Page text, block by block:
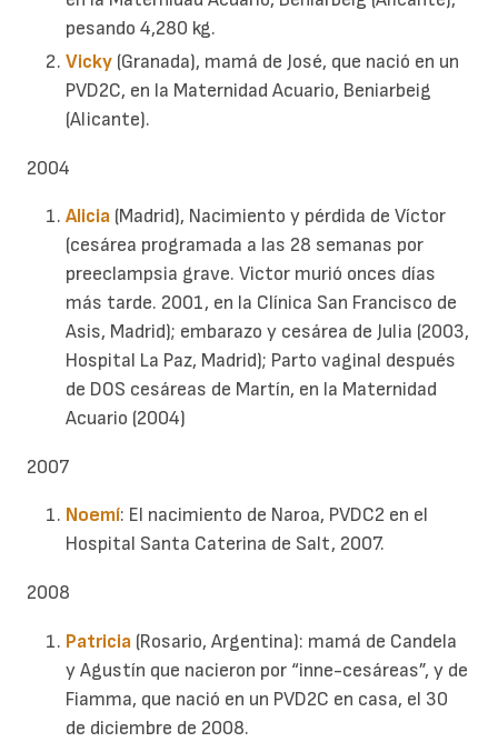
pesando 4,280 kg.
Vicky (Granada), mamá de José, que nació en un
PVD2C, en la Maternidad Acuario, Beniarbeig
(Alicante).
2004
Alicia (Madrid), Nacimiento y pérdida de Víctor
(cesárea programada a las 28 semanas por
preeclampsia grave. Victor murió onces días
más tarde. 2001, en la Clínica San Francisco de
Asis, Madrid); embarazo y cesárea de Julia (2003,
Hospital La Paz, Madrid); Parto vaginal después
de DOS cesáreas de Martín, en la Maternidad
Acuario (2004)
2007
Noemí: El nacimiento de Naroa, PVDC2 en el
Hospital Santa Caterina de Salt, 2007.
2008
Patricia (Rosario, Argentina): mamá de Candela
y Agustín que nacieron por “inne-cesáreas”, y de
Fiamma, que nació en un PVD2C en casa, el 30
de diciembre de 2008.